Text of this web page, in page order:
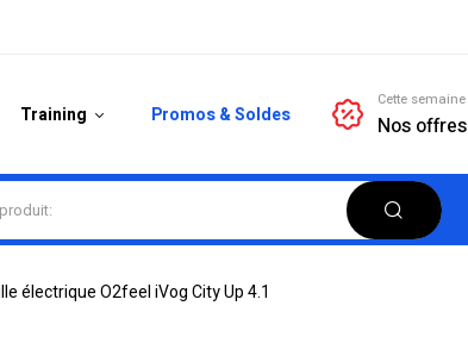
Training Promos & Soldes
Cette semaine
Nos offres
électrique O2feel iVog City Up 4.1